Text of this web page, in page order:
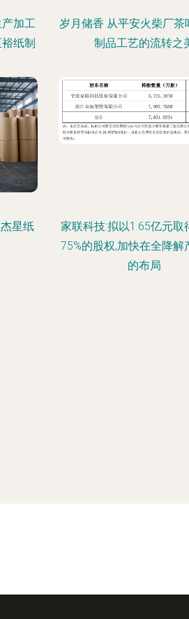
加工
纸制
岁月储香 从平安火柴厂茶
制品工艺的流转之
星纸
家联科技:拟以1.65亿元取
75%的股权,加快在全降解
的布局